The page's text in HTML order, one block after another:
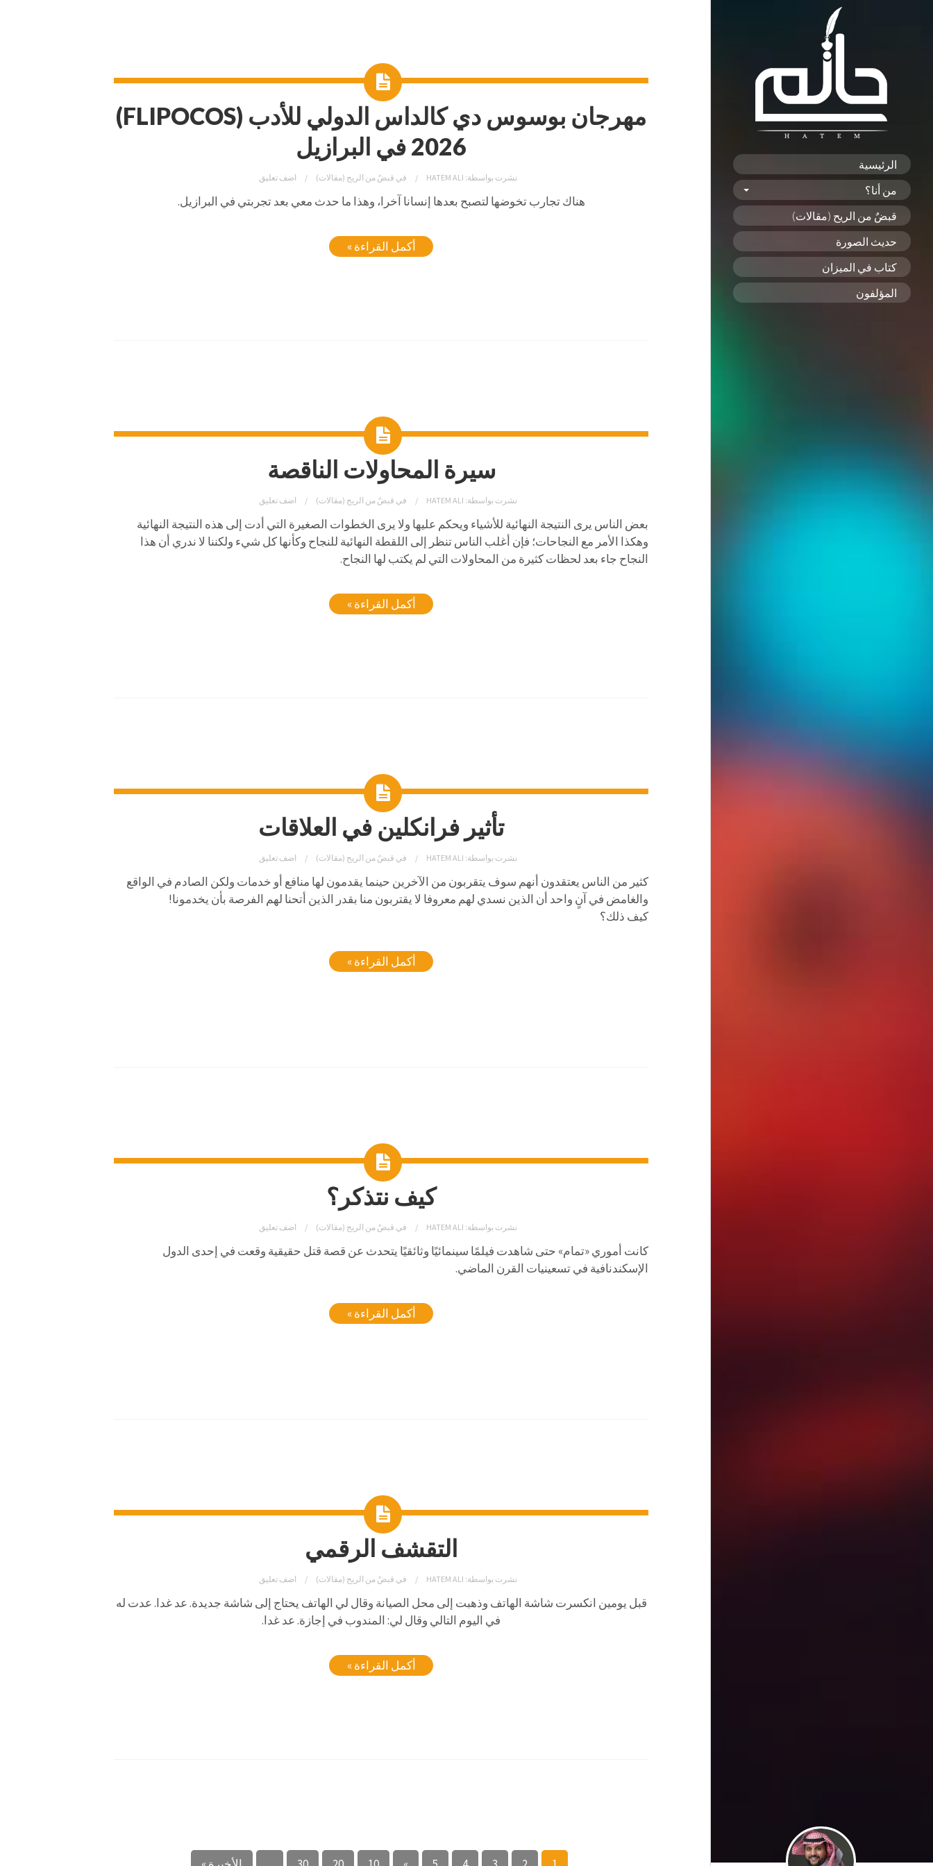
الرئيسية
من أنا؟
قبضٌ من الريح (مقالات)
حديث الصورة
كتاب في الميزان
المؤلفون
مهرجان بوسوس دي كالداس الدولي للأدب (FLIPOCOS)
2026 في البرازيل
نشرت بواسطة: HATEM ALI في قبضٌ من الريح (مقالات) اضف تعليق
هناك تجارب تخوضها لتصبح بعدها إنسانا آخرا، وهذا ما حدث معي بعد تجربتي في البرازيل.
أكمل القراءة »
سيرة المحاولات الناقصة
نشرت بواسطة: HATEM ALI في قبضٌ من الريح (مقالات) اضف تعليق
بعض الناس يرى النتيجة النهائية للأشياء ويحكم عليها ولا يرى الخطوات الصغيرة التي أدت إلى هذه النتيجة النهائية
وهكذا الأمر مع النجاحات؛ فإن أغلب الناس تنظر إلى اللقطة النهائية للنجاح وكأنها كل شيء ولكننا لا ندري أن هذا
النجاح جاء بعد لحظات كثيرة من المحاولات التي لم يكتب لها النجاح.
أكمل القراءة »
تأثير فرانكلين في العلاقات
نشرت بواسطة: HATEM ALI في قبضٌ من الريح (مقالات) اضف تعليق
كثير من الناس يعتقدون أنهم سوف يتقربون من الآخرين حينما يقدمون لها منافع أو خدمات ولكن الصادم في الواقع
والغامض في آنٍ واحد أن الذين نسدي لهم معروفا لا يقتربون منا بقدر الذين أتحنا لهم الفرصة بأن يخدمونا!
كيف ذلك؟
أكمل القراءة »
كيف نتذكر؟
نشرت بواسطة: HATEM ALI في قبضٌ من الريح (مقالات) اضف تعليق
كانت أموري «تمام» حتى شاهدت فيلمًا سينمائيًا وثائقيًا يتحدث عن قصة قتل حقيقية وقعت في إحدى الدول
الإسكندنافية في تسعينيات القرن الماضي.
أكمل القراءة »
التقشف الرقمي
نشرت بواسطة: HATEM ALI في قبضٌ من الريح (مقالات) اضف تعليق
قبل يومين انكسرت شاشة الهاتف وذهبت إلى محل الصيانة وقال لي الهاتف يحتاج إلى شاشة جديدة. عد غدا. عدت له
في اليوم التالي وقال لي: المندوب في إجازة. عد غدا.
أكمل القراءة »